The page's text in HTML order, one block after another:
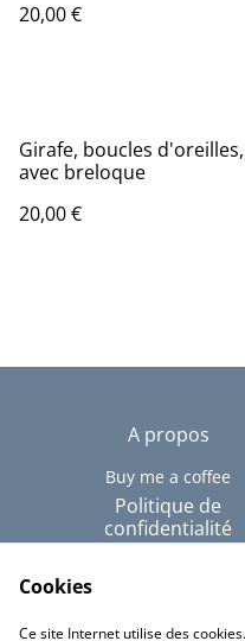
20,00 €
Girafe, boucles d'oreilles,
avec breloque
20,00 €
A propos
Buy me a coffee
Politique de
confidentialité
Cookies
Ce site Internet utilise des